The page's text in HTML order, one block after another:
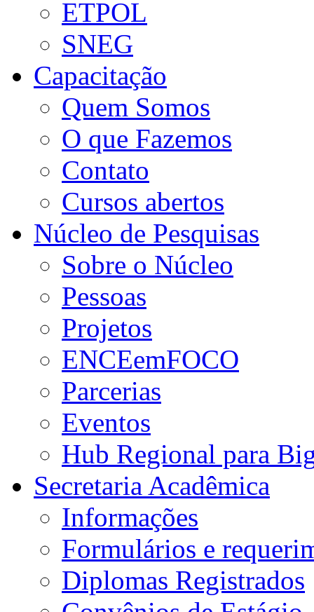
ETPOL
SNEG
Capacitação
Quem Somos
O que Fazemos
Contato
Cursos abertos
Núcleo de Pesquisas
Sobre o Núcleo
Pessoas
Projetos
ENCEemFOCO
Parcerias
Eventos
Hub Regional para
Secretaria Acadêmica
Informações
Formulários e
Diplomas Registrados